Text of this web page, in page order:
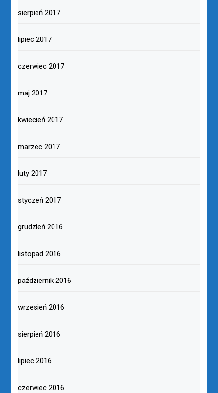
sierpień 2017
lipiec 2017
czerwiec 2017
maj 2017
kwiecień 2017
marzec 2017
luty 2017
styczeń 2017
grudzień 2016
listopad 2016
październik 2016
wrzesień 2016
sierpień 2016
lipiec 2016
czerwiec 2016